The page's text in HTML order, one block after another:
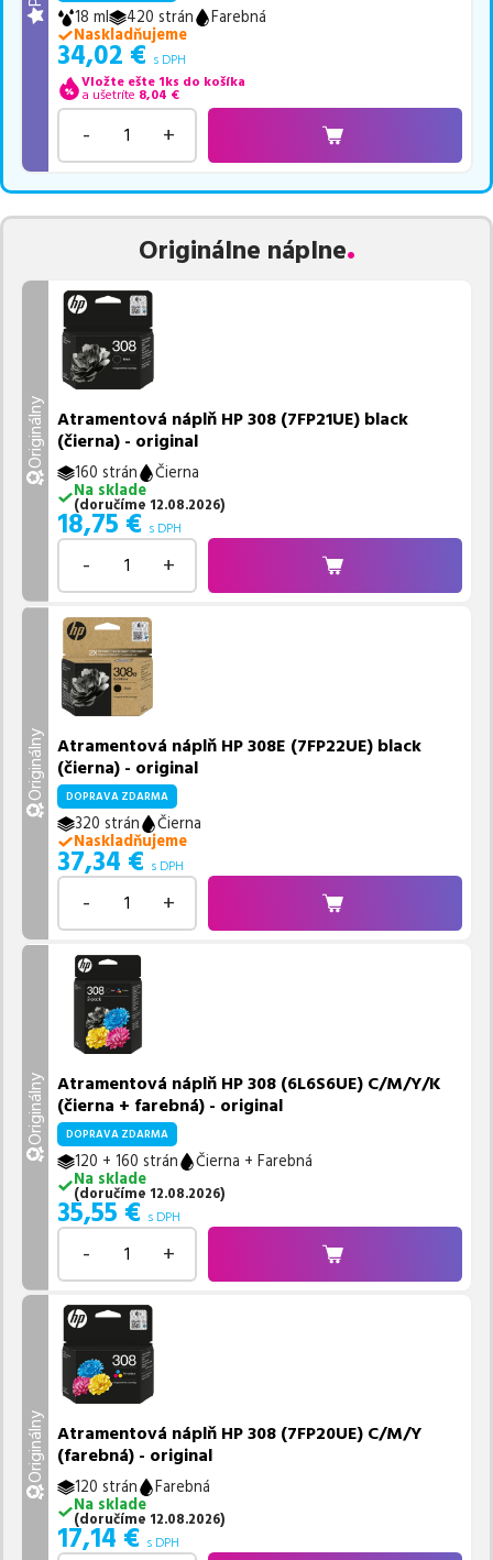
18 ml 420 strán
Farebná
Naskladňujeme
34,02 € s DPH
Vložte ešte 1ks do košíka
a ušetríte 8,04 €
- +
Originálne náplne
Originálny Atramentová náplň HP 308 (7FP21UE) black
(čierna) - original
160 strán
Čierna
Na sklade
(doručíme 12.08.2026)
18,75 € s DPH
- +
Originálny Atramentová náplň HP 308E (7FP22UE) black
(čierna) - original
DOPRAVA ZDARMA
320 strán
Čierna
Naskladňujeme
37,34 € s DPH
- +
Originálny Atramentová náplň HP 308 (6L6S6UE) C/M/Y/K
(čierna + farebná) - original
DOPRAVA ZDARMA
120 + 160 strán
Čierna + Farebná
Na sklade
(doručíme 12.08.2026)
35,55 € s DPH
- +
Originálny Atramentová náplň HP 308 (7FP20UE) C/M/Y
(farebná) - original
120 strán
Farebná
Na sklade
(doručíme 12.08.2026)
17,14 € s DPH